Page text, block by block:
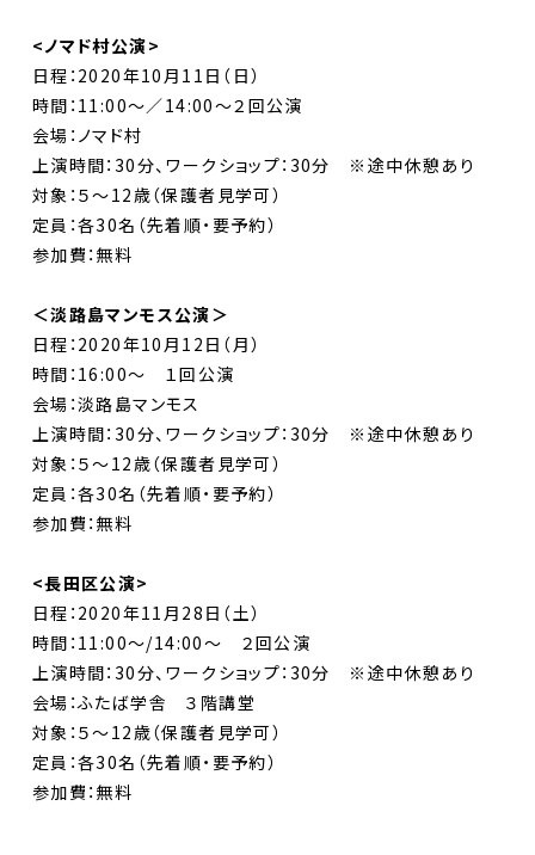
<ノマド村公演>
日程：2020年10月11日（日）
時間：11:00〜／14:00〜２回公演
会場：ノマド村
上演時間：30分、ワークショップ：30分 ※途中休憩あり
対象：５〜12歳（保護者見学可）
定員：各30名（先着順・要予約）
参加費：無料
＜淡路島マンモス公演＞
日程：2020年10月12日（月）
時間：16:00〜 １回公演
会場：淡路島マンモス
上演時間：30分、ワークショップ：30分 ※途中休憩あり
対象：５〜12歳（保護者見学可）
定員：各30名（先着順・要予約）
参加費：無料
<長田区公演>
日程：2020年11月28日（土）
時間：11:00〜/14:00〜 ２回公演
上演時間：30分、ワークショップ：30分 ※途中休憩あり
会場：ふたば学舎 ３階講堂
対象：５〜12歳（保護者見学可）
定員：各30名（先着順・要予約）
参加費：無料